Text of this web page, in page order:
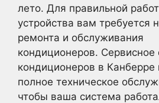
лето. Для правильной
устройства вам требуется
ремонта и обслуживания
кондиционеров. Сервисное
кондиционеров в Канберре
полное техническое
чтобы ваша система